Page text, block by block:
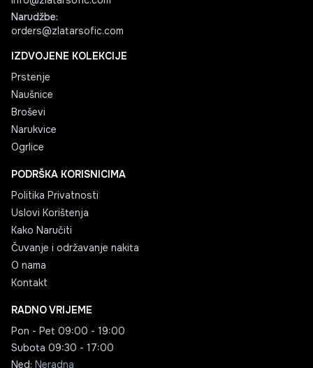
Narudžbe:
orders@zlatarsofic.com
IZDVOJENE KOLEKCIJE
Prstenje
Naušnice
Broševi
Narukvice
Ogrlice
PODRŠKA KORISNICIMA
Politika Privatnosti
Uslovi Korištenja
Kako Naručiti
Čuvanje i održavanje nakita
O nama
Kontakt
RADNO VRIJEME
Pon - Pet 09:00 - 19:00
Subota 09:30 - 17:00
Ned: Neradna